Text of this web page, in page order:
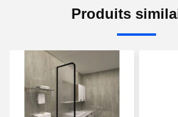
Produits